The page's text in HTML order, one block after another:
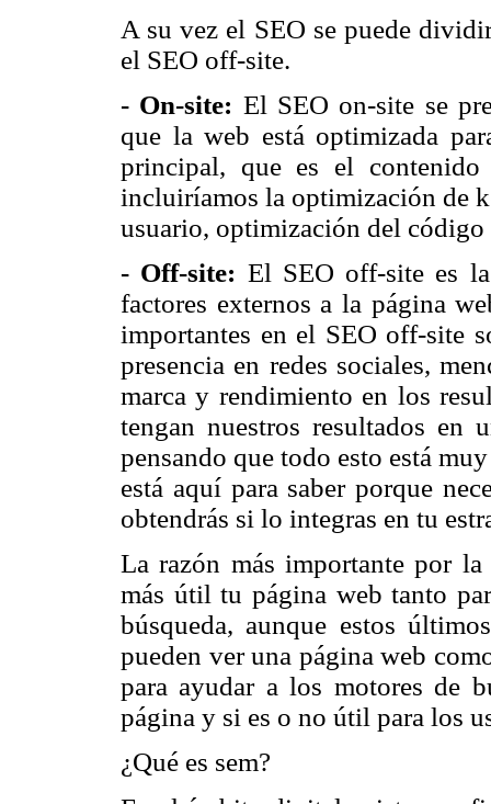
A su vez el SEO se puede
el SEO off-site.
- On-site: El SEO on-site se
que la web está optimizada
principal, que es el
incluiríamos la optimización de
usuario, optimización del
- Off-site: El SEO off-site es
factores externos a la página
importantes en el SEO off-site
presencia en redes sociales,
marca y rendimiento en los
tengan nuestros resultados en
pensando que todo esto está
está aquí para saber porque
obtendrás si lo integras en tu
La razón más importante por la
más útil tu página web tanto
búsqueda, aunque estos
pueden ver una página web
para ayudar a los motores de
página y si es o no útil para los
¿Qué es sem?